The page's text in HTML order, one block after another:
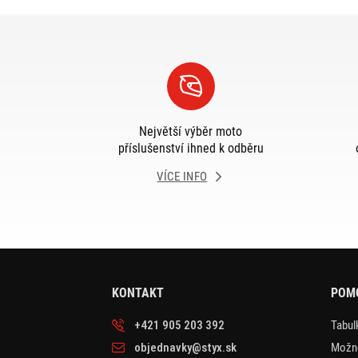
Největší výběr moto
příslušenství ihned k odběru
VÍCE INFO
KONTAKT
+421 905 203 392
objednavky@styx.sk